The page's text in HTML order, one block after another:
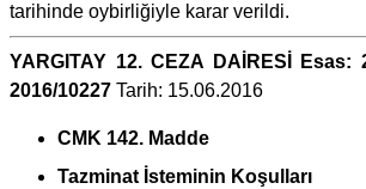
tarihinde oybirliğiyle karar verildi.
YARGITAY 12. CEZA DAİRESİ Esas:
2016/10227 Tarih: 15.06.2016
CMK 142. Madde
Tazminat İsteminin Koşulları